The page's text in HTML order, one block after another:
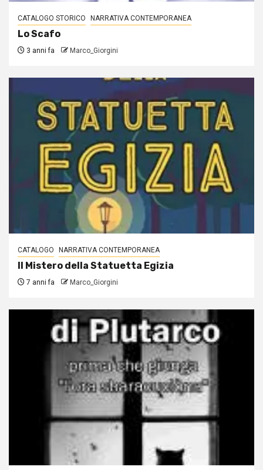
CATALOGO STORICO NARRATIVA CONTEMPORANEA
Lo Scafo
3 anni fa Marco_Giorgini
CATALOGO NARRATIVA CONTEMPORANEA
Il Mistero della Statuetta Egizia
7 anni fa Marco_Giorgini